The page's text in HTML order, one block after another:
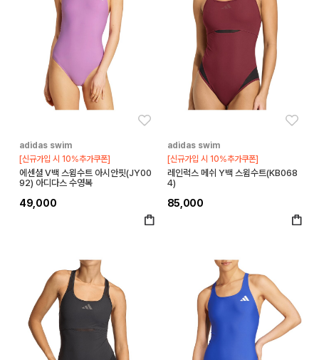
adidas swim
[신규가입 시 10%추가쿠폰]
에센셜 V백 스윔수트 아시안핏(JY00
92) 아디다스 수영복
49,000
adidas swim
[신규가입 시 10%추가쿠폰]
레인럭스 메쉬 Y백 스윔수트(KB068
4)
85,000